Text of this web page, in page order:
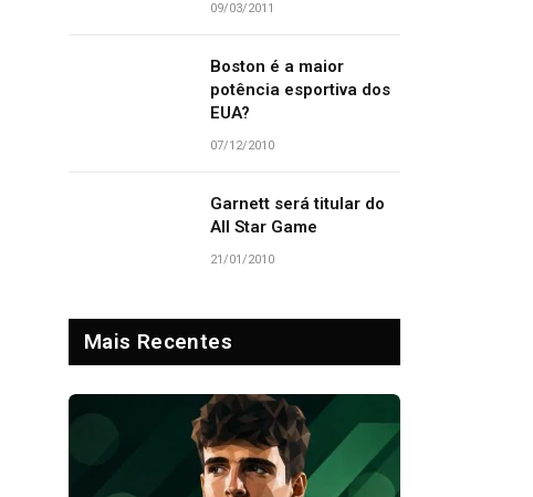
09/03/2011
Boston é a maior
potência esportiva dos
EUA?
07/12/2010
Garnett será titular do
All Star Game
21/01/2010
Mais Recentes